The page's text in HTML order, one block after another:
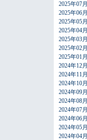
2025年07月
2025年06月
2025年05月
2025年04月
2025年03月
2025年02月
2025年01月
2024年12月
2024年11月
2024年10月
2024年09月
2024年08月
2024年07月
2024年06月
2024年05月
2024年04月